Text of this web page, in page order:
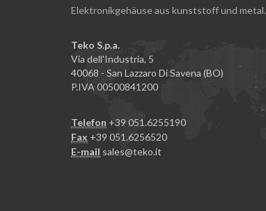
Elektronikgehäuse aus kunststoff und metal.
Teko S.p.a.
Via dell'Industria, 5
40068 - San Lazzaro Di Savena (BO)
P.IVA 00500841200
Telefon +39 051.6255190
Fax +39 051.6256520
E-mail sales@teko.it